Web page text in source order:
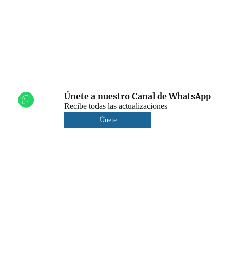
Únete a nuestro Canal de WhatsApp
Recibe todas las actualizaciones
Únete